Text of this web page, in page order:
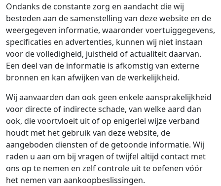
Ondanks de constante zorg en aandacht die wij
besteden aan de samenstelling van deze website en de
weergegeven informatie, waaronder voertuiggegevens,
specificaties en advertenties, kunnen wij niet instaan
voor de volledigheid, juistheid of actualiteit daarvan.
Een deel van de informatie is afkomstig van externe
bronnen en kan afwijken van de werkelijkheid.
Wij aanvaarden dan ook geen enkele aansprakelijkheid
voor directe of indirecte schade, van welke aard dan
ook, die voortvloeit uit of op enigerlei wijze verband
houdt met het gebruik van deze website, de
aangeboden diensten of de getoonde informatie. Wij
raden u aan om bij vragen of twijfel altijd contact met
ons op te nemen en zelf controle uit te oefenen vóór
het nemen van aankoopbeslissingen.